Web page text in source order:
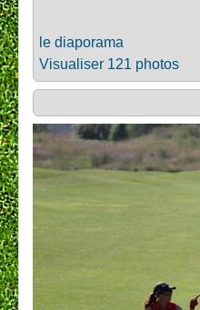
le diaporama
Visualiser 121 photos